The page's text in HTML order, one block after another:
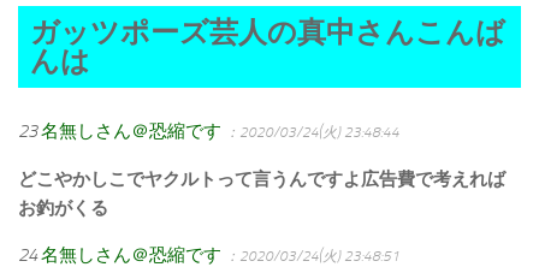
ガッツポーズ芸人の真中さんこんば
んは
23名無しさん＠恐縮です ：2020/03/24(火) 23:48:44
どこやかしこでヤクルトって言うんですよ広告費で考えれば
お釣がくる
24名無しさん＠恐縮です ：2020/03/24(火) 23:48:51